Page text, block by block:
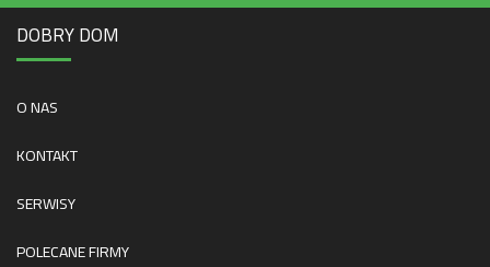
DOBRY DOM
O NAS
KONTAKT
SERWISY
POLECANE FIRMY